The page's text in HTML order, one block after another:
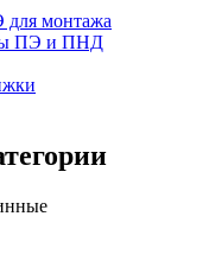
монтажа
ПЭ и ПНД